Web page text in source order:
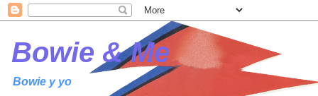
Bowie & Me
Bowie y yo